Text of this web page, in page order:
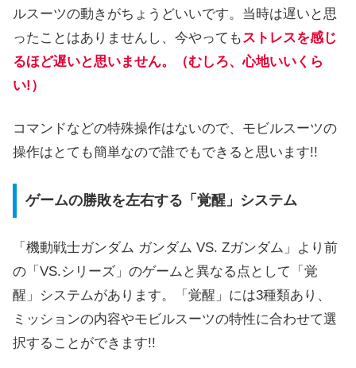
ルスーツの動きがちょうどいいです。当時は遅いと思
ったことはありませんし、今やってもストレスを感じ
るほど遅いと思いません。（むしろ、心地いいくら
い!）
コマンドなどの特殊操作はないので、モビルスーツの
操作はとても簡単なので誰でもできると思います!!
ゲームの勝敗を左右する「覚醒」システム
「機動戦士ガンダム ガンダム VS. Zガンダム」より前
の「VS.シリーズ」のゲームと異なる点として「覚
醒」システムがあります。「覚醒」には3種類あり、
ミッションの内容やモビルスーツの特性に合わせて選
択することができます!!